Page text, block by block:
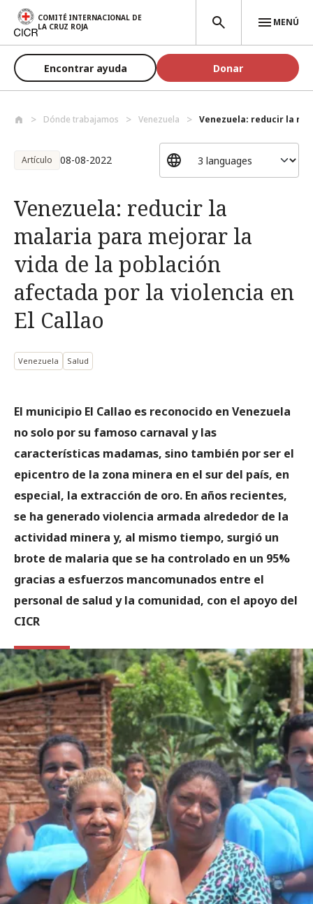
Pasar al contenido principal
COMITÉ INTERNACIONAL DE
LA CRUZ ROJA
MENÚ
Encontrar ayuda Donar
Dónde trabajamos Venezuela Venezuela: reducir la
Artículo 08-08-2022
Venezuela: reducir la
malaria para mejorar la
vida de la población
afectada por la violencia en
El Callao
Venezuela Salud
El municipio El Callao es reconocido en Venezuela
no solo por su famoso carnaval y las
características madamas, sino también por ser el
epicentro de la zona minera en el sur del país, en
especial, la extracción de oro. En años recientes,
se ha generado violencia armada alrededor de la
actividad minera y, al mismo tiempo, surgió un
brote de malaria que se ha controlado en un 95%
gracias a esfuerzos mancomunados entre el
personal de salud y la comunidad, con el apoyo del
CICR